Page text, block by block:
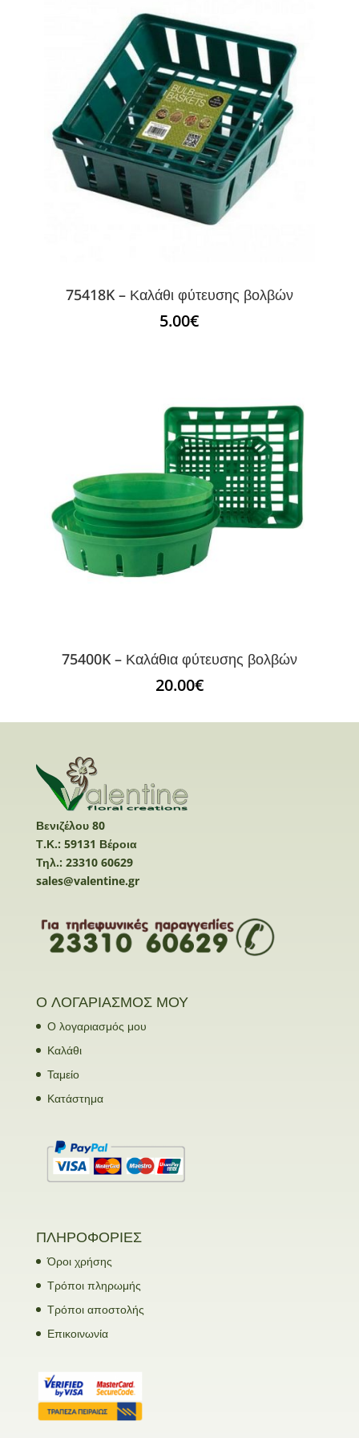
75418K – Καλάθι φύτευσης βολβών
5.00€
75400K – Καλάθια φύτευσης βολβών
20.00€
Βενιζέλου 80
Τ.Κ.: 59131 Βέροια
Τηλ.: 23310 60629
sales@valentine.gr
Ο ΛΟΓΑΡΙΑΣΜΟΣ ΜΟΥ
Ο λογαριασμός μου
Καλάθι
Ταμείο
Κατάστημα
ΠΛΗΡΟΦΟΡΙΕΣ
Όροι χρήσης
Τρόποι πληρωμής
Τρόποι αποστολής
Επικοινωνία